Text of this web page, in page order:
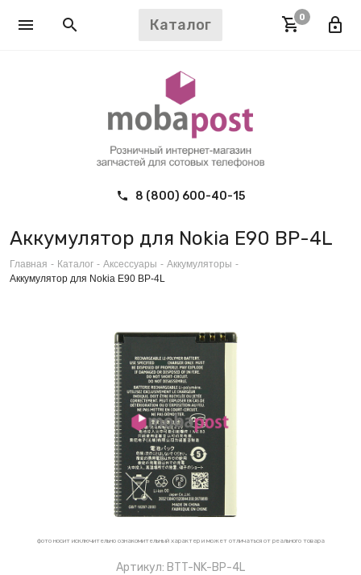
Каталог 0
8 (800) 600-40-15
Аккумулятор для Nokia E90 BP-4L
Главная - Каталог - Аксессуары - Аккумуляторы -
Аккумулятор для Nokia E90 BP-4L
фото носит исключительно ознакомительный характер и может отличаться от реального товара
Артикул: BTT-NK-BP-4L